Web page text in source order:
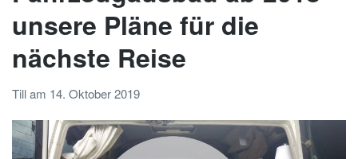
unsere Pläne für die
nächste Reise
Tillam 14. Oktober 2019